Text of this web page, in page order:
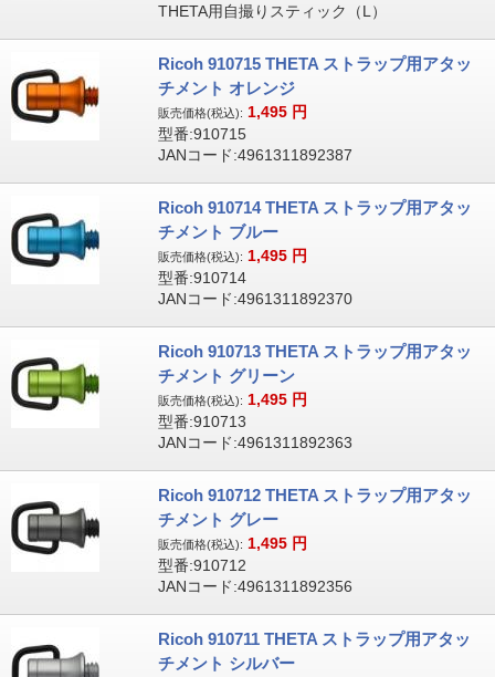
THETA用自撮りスティック（L）
Ricoh 910715 THETA ストラップ用アタッ
チメント オレンジ
販売価格(税込): 1,495 円
型番:910715
JANコード:4961311892387
Ricoh 910714 THETA ストラップ用アタッ
チメント ブルー
販売価格(税込): 1,495 円
型番:910714
JANコード:4961311892370
Ricoh 910713 THETA ストラップ用アタッ
チメント グリーン
販売価格(税込): 1,495 円
型番:910713
JANコード:4961311892363
Ricoh 910712 THETA ストラップ用アタッ
チメント グレー
販売価格(税込): 1,495 円
型番:910712
JANコード:4961311892356
Ricoh 910711 THETA ストラップ用アタッ
チメント シルバー